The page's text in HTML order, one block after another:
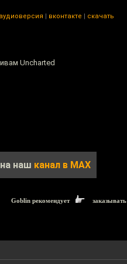
аудиоверсия | вконтакте | скачать
Uncharted
наш канал в MAX
Goblin рекомендует заказывать